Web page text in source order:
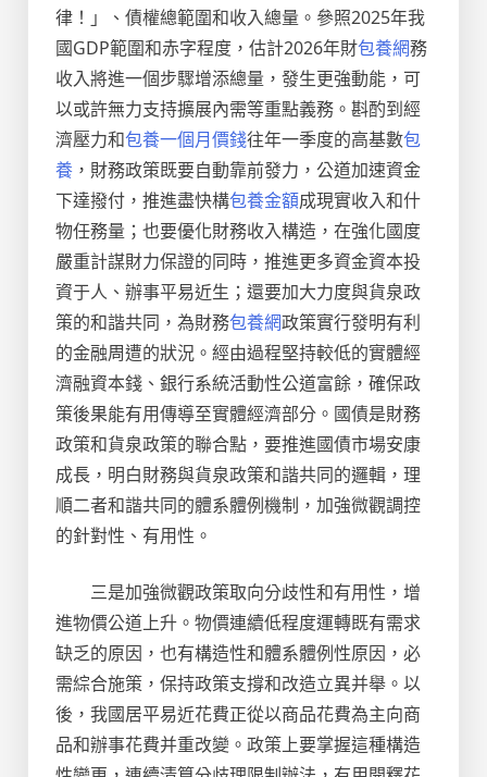
律！」、債權總範圍和收入總量。參照2025年我
國GDP範圍和赤字程度，估計2026年財包養網務
收入將進一個步驟增添總量，發生更強動能，可
以或許無力支持擴展內需等重點義務。斟酌到經
濟壓力和包養一個月價錢往年一季度的高基數包
養 ，財務政策既要自動靠前發力，公道加速資金
下達撥付，推進盡快構包養金額成現實收入和什
物任務量；也要優化財務收入構造，在強化國度
嚴重計謀財力保證的同時，推進更多資金資本投
資于人、辦事平易近生；還要加大力度與貨泉政
策的和諧共同，為財務包養網政策實行發明有利
的金融周遭的狀況。經由過程堅持較低的實體經
濟融資本錢、銀行系統活動性公道富餘，確保政
策後果能有用傳導至實體經濟部分。國債是財務
政策和貨泉政策的聯合點，要推進國債市場安康
成長，明白財務與貨泉政策和諧共同的邏輯，理
順二者和諧共同的體系體例機制，加強微觀調控
的針對性、有用性。
三是加強微觀政策取向分歧性和有用性，增
進物價公道上升。物價連續低程度運轉既有需求
缺乏的原因，也有構造性和體系體例性原因，必
需綜合施策，保持政策支撐和改造立異并舉。以
後，我國居平易近花費正從以商品花費為主向商
品和辦事花費并重改變。政策上要掌握這種構造